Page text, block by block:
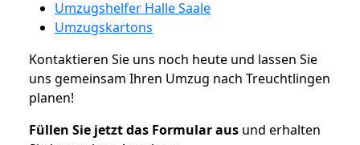
Umzugshelfer Halle Saale
Umzugskartons
Kontaktieren Sie uns noch heute und lassen Sie
uns gemeinsam Ihren Umzug nach Treuchtlingen
planen!
Füllen Sie jetzt das Formular aus und erhalten